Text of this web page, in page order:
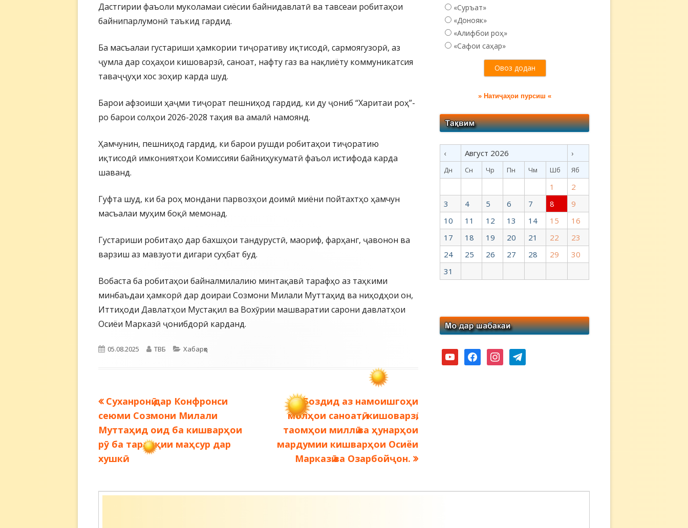
Дастгирии фаъоли муколамаи сиёсии байнидавлатӣ ва тавсеаи робитаҳои
байнипарлумонӣ таъкид гардид.
Ба масъалаи густариши ҳамкории тиҷоративу иқтисодӣ, сармоягузорӣ, аз
ҷумла дар соҳаҳои кишоварзӣ, саноат, нафту газ ва нақлиёту коммуникатсия
таваҷҷуҳи хос зоҳир карда шуд.
Барои афзоиши ҳаҷми тиҷорат пешниҳод гардид, ки ду ҷониб “Харитаи роҳ”-
ро барои солҳои 2026-2028 таҳия ва амалӣ намоянд.
Ҳамчунин, пешниҳод гардид, ки барои рушди робитаҳои тиҷоратию
иқтисодӣ имкониятҳои Комиссияи байниҳукуматӣ фаъол истифода карда
шаванд.
Гуфта шуд, ки ба роҳ мондани парвозҳои доимӣ миёни пойтахтҳо ҳамчун
масъалаи муҳим боқӣ мемонад.
Густариши робитаҳо дар бахшҳои тандурустӣ, маориф, фарҳанг, ҷавонон ва
варзиш аз мавзуоти дигари суҳбат буд.
Вобаста ба робитаҳои байналмилалию минтақавӣ тарафҳо аз таҳкими
минбаъдаи ҳамкорӣ дар доираи Созмони Милали Муттаҳид ва ниҳодҳои он,
Иттиҳоди Давлатҳои Мустақил ва Вохӯрии машваратии сарони давлатҳои
Осиёи Марказӣ ҷонибдорӣ карданд.
Опубликовано
05.08.2025 Автор
ТВБ Рубрики
Хабарҳо
Навигация
по
записям
Предыдущая
запись:
Суханронӣ дар Конфронси
сеюми Созмони Милали
Муттаҳид оид ба кишварҳои
рӯ ба тараққии маҳсур дар
хушкӣ.
Следующая
запись:
Боздид аз намоишгоҳи
молҳои саноатӣ, кишоварзӣ,
таомҳои миллӣ ва ҳунарҳои
мардумии кишварҳои Осиёи
Марказӣ ва Озарбойҷон.
«Суръат»
«Донояк»
«Алифбои роҳ»
«Сафои саҳар»
» Натиҷаҳои пурсиш «
‹ Август 2026 ›
Дн Сн Чр Пн Чм Шб Яб
1
2
3
4 5 6 7 8
9
10
11 12 13 14 15
16
17
18 19 20 21 22
23
24
25 26 27 28 29
30
31
youtubefacebookinstagramtelegram
Содержимое